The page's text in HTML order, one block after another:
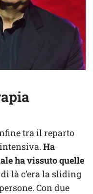
tra il reparto
Ha
ha vissuto quelle
là c’era la sliding
Con due